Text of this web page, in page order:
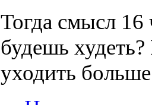
Тогда смысл 16
будешь
уходить